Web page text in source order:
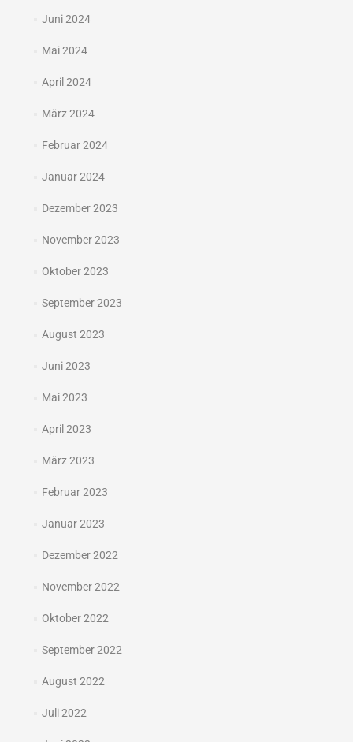
Juni 2024
Mai 2024
April 2024
März 2024
Februar 2024
Januar 2024
Dezember 2023
November 2023
Oktober 2023
September 2023
August 2023
Juni 2023
Mai 2023
April 2023
März 2023
Februar 2023
Januar 2023
Dezember 2022
November 2022
Oktober 2022
September 2022
August 2022
Juli 2022